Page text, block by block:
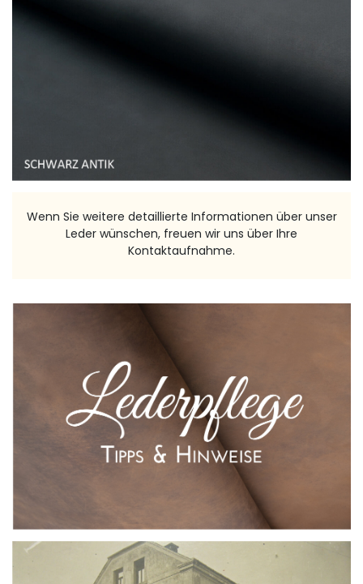
Wenn Sie weitere detaillierte Informationen über unser
Leder wünschen, freuen wir uns über Ihre
Kontaktaufnahme.